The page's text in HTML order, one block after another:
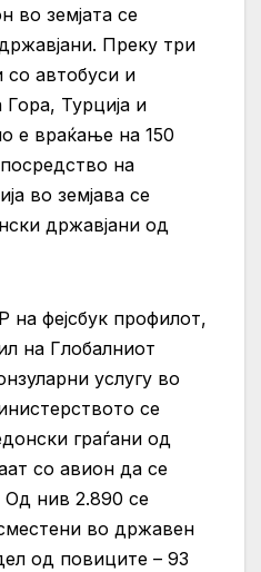
во земјата се
Преку три
со автобуси и
Турција и
е враќање на 150
на
во земјава се
државјани од
фејсбук профилот,
на Глобалниот
услугу во
се
граѓани од
со авион да се
Од нив 2.890 се
во државен
од повиците – 93